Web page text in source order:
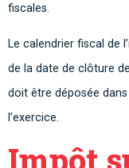
fiscales.
Le calendrier fiscal de
de la date de clôture
doit être déposée
l’exercice.